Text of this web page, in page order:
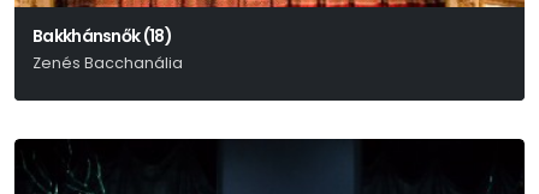
Bakkhánsnők (18)
Zenés Bacchanália